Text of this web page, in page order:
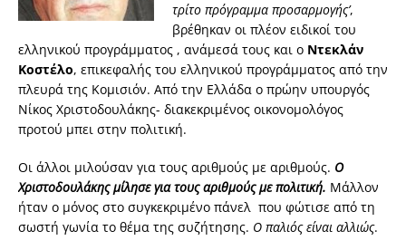
τρίτο πρόγραμμα προσαρμογής’,
βρέθηκαν οι πλέον ειδικοί του
ελληνικού προγράμματος , ανάμεσά τους και ο Ντεκλάν
Κοστέλο, επικεφαλής του ελληνικού προγράμματος από την
πλευρά της Κομισιόν. Από την Ελλάδα ο πρώην υπουργός
Νίκος Χριστοδουλάκης- διακεκριμένος οικονομολόγος
προτού μπει στην πολιτική.
Οι άλλοι μιλούσαν για τους αριθμούς με αριθμούς. Ο
Χριστοδουλάκης μίλησε για τους αριθμούς με πολιτική. Μάλλον
ήταν ο μόνος στο συγκεκριμένο πάνελ που φώτισε από τη
σωστή γωνία το θέμα της συζήτησης. Ο παλιός είναι αλλιώς.